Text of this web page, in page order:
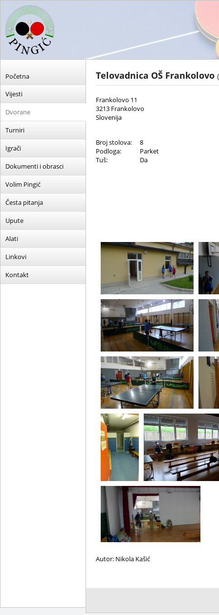
Početna
Vijesti
Dvorane
Turniri
Igrači
Dokumenti i obrasci
Volim Pingić
Česta pitanja
Upute
Alati
Linkovi
Kontakt
Telovadnica OŠ Frankolovo
Frankolovo 11
3213 Frankolovo
Slovenija
Broj stolova:
8
Podloga:
Parket
Tuš:
Da
Autor: Nikola Kašić